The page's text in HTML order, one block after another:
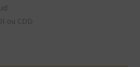
ou CDD